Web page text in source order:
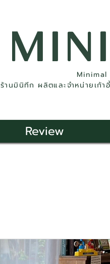
ร้านมินิทีก ผลิตและจำหน่ายเก้
Review